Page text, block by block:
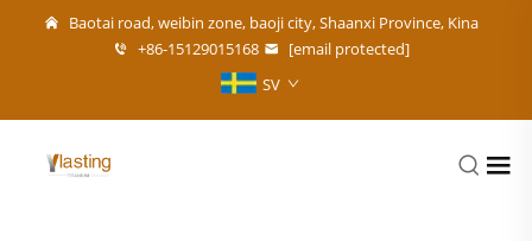
Baotai road, weibin zone, baoji city, Shaanxi Province, Kina
+86-15129015168
[email protected]
SV